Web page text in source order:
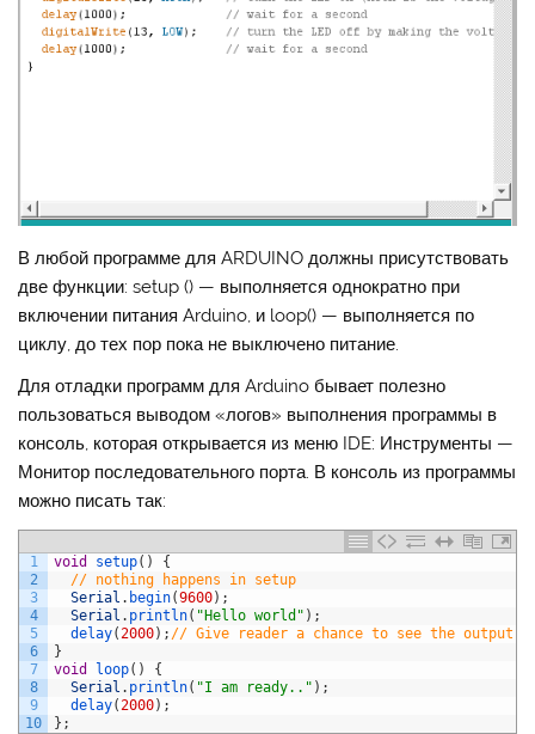
В любой программе для ARDUINO должны присутствовать
две функции: setup () — выполняется однократно при
включении питания Arduino, и loop() — выполняется по
циклу, до тех пор пока не выключено питание.
Для отладки программ для Arduino бывает полезно
пользоваться выводом «логов» выполнения программы в
консоль, которая открывается из меню IDE: Инструменты —
Монитор последовательного порта. В консоль из программы
можно писать так:
1
2
3
4
5
6
7
8
9
10
void setup( )
{
// nothing happens in setup
Serial . begin(9600) ;
Serial . println( "Hello world" ) ;
delay(2000) ; // Give reader a chance to see the output.
}
void
loop( )
{
Serial . println( "I am ready.." ) ;
delay(2000) ;
} ;